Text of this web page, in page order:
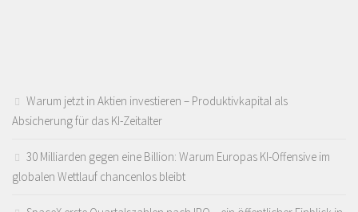
Warum jetzt in Aktien investieren – Produktivkapital als
Absicherung für das KI-Zeitalter
30 Milliarden gegen eine Billion: Warum Europas KI-Offensive im
globalen Wettlauf chancenlos bleibt